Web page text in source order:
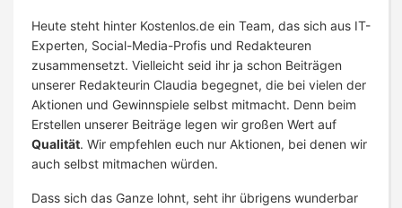
Heute steht hinter Kostenlos.de ein Team, das sich aus IT-
Experten, Social-Media-Profis und Redakteuren
zusammensetzt. Vielleicht seid ihr ja schon Beiträgen
unserer Redakteurin Claudia begegnet, die bei vielen der
Aktionen und Gewinnspiele selbst mitmacht. Denn beim
Erstellen unserer Beiträge legen wir großen Wert auf
Qualität. Wir empfehlen euch nur Aktionen, bei denen wir
auch selbst mitmachen würden.
Dass sich das Ganze lohnt, seht ihr übrigens wunderbar